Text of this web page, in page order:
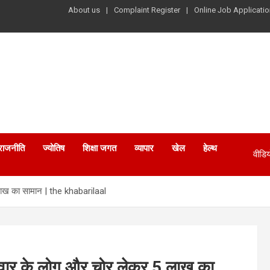
About us Complaint Register Online Job
ज्योतिष शिक्षा जगत व्यापार खेल हेल्थ
का सामान | the khabarilaal